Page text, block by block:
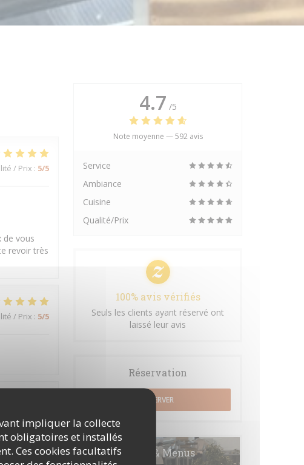
impliquer la collecte
obligatoires et installés
Ces cookies facultatifs
/ Prix : 5/5
de vous
revoir très
/ Prix : 5/5
4.7 /5
Note moyenne —592 avis
Service
Ambiance
Cuisine
Qualité/Prix
100% avis vérifiés
Seuls les clients ayant réservé ont
laissé leur avis
Réservation
RÉSERVER
Cartes & Menus